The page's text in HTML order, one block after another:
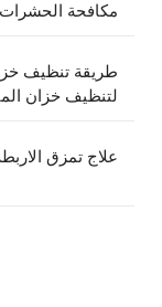
مكافحة الحشرات
طريقة تنظيف
لتنظيف خزان
علاج تمزق